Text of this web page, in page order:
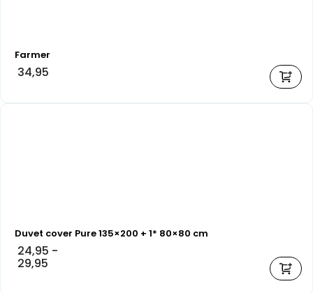
Farmer
34,95
Duvet cover Pure 135×200 + 1* 80×80 cm
24,95 -
29,95